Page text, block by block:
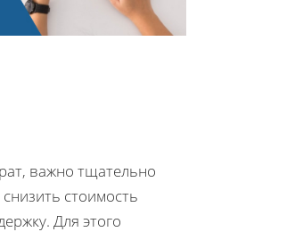
важно тщательно
стоимость
Для этого